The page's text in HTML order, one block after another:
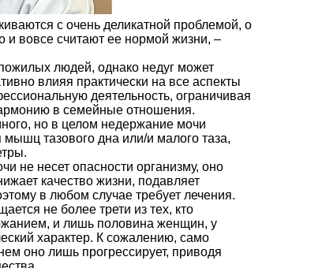
с очень деликатной проблемой, о
и вовсе считают ее нормой жизни, –
людей, однако недуг может
влияя практически на все аспекты
деятельность, ограничивая
в семейные отношения.
но в целом недержание мочи
тазового дна или/и малого таза,
не несет опасности организму, оно
качество жизни, подавляет
в любом случае требует лечения.
не более трети из тех, кто
и лишь половина женщин, у
характер. К сожалению, само
оно лишь прогрессирует, приводя